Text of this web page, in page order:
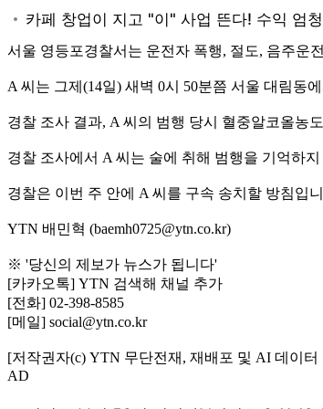
서울 영등포경찰서는 운전자 폭행, 절도, 음주운
A 씨는 그제(14일) 새벽 0시 50분쯤 서울 대림동
경찰 조사 결과, A 씨의 범행 당시 혈중알코올농
경찰 조사에서 A 씨는 술에 취해 범행을 기억하
경찰은 이번 주 안에 A 씨를 구속 송치할 방침입
YTN 배민혁 (baemh0725@ytn.co.kr)
※ '당신의 제보가 뉴스가 됩니다'
[카카오톡] YTN 검색해 채널 추가
[전화] 02-398-8585
[메일] social@ytn.co.kr
[저작권자(c) YTN 무단전재, 재배포 및 AI 데이터
AD